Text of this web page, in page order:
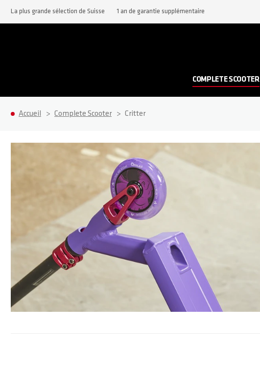
La plus grande sélection de Suisse 1 an de garantie supplémentaire
COMPLETE SCOOTER
Accueil Complete Scooter Critter